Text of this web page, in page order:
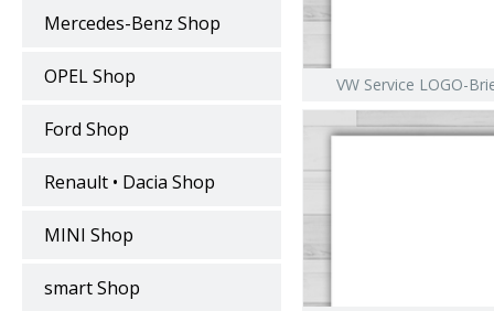
Mercedes-Benz Shop
OPEL Shop
Ford Shop
Renault • Dacia Shop
MINI Shop
smart Shop
VW Service LOGO-